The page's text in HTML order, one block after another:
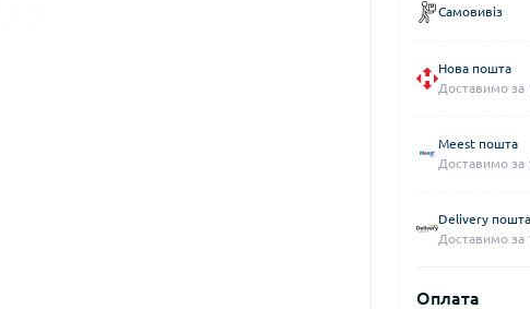
Самовивіз
Нова пошта
Доставимо за
Meest пошта
Доставимо за
Delivery пошта
Доставимо за
Оплата